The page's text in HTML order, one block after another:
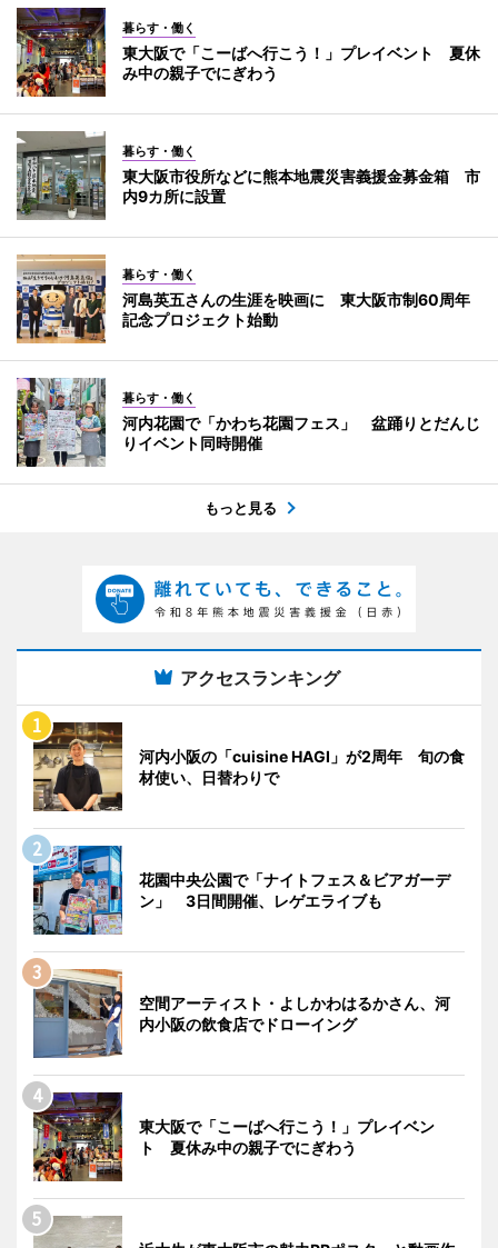
暮らす・働く
東大阪で「こーばへ行こう！」プレイベント 夏休
み中の親子でにぎわう
暮らす・働く
東大阪市役所などに熊本地震災害義援金募金箱 市
内9カ所に設置
暮らす・働く
河島英五さんの生涯を映画に 東大阪市制60周年
記念プロジェクト始動
暮らす・働く
河内花園で「かわち花園フェス」 盆踊りとだんじ
りイベント同時開催
もっと見る
アクセスランキング
河内小阪の「cuisine HAGI」が2周年 旬の食
材使い、日替わりで
花園中央公園で「ナイトフェス＆ビアガーデ
ン」 3日間開催、レゲエライブも
空間アーティスト・よしかわはるかさん、河
内小阪の飲食店でドローイング
東大阪で「こーばへ行こう！」プレイベン
ト 夏休み中の親子でにぎわう